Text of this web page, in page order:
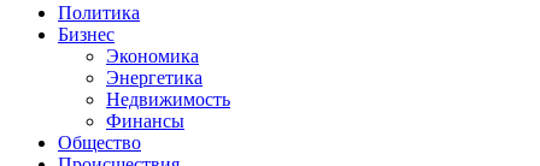
Политика
Бизнес
Экономика
Энергетика
Недвижимость
Финансы
Общество